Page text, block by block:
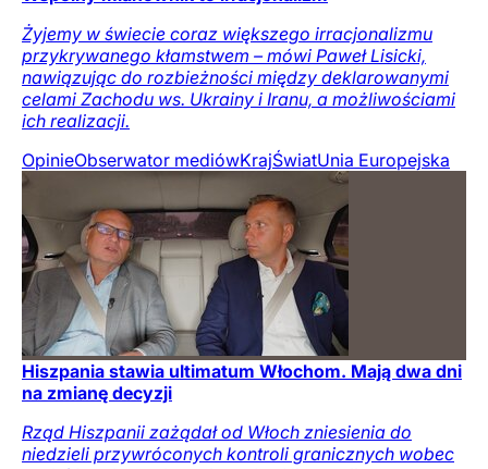
Żyjemy w świecie coraz większego irracjonalizmu
przykrywanego kłamstwem – mówi Paweł Lisicki,
nawiązując do rozbieżności między deklarowanymi
celami Zachodu ws. Ukrainy i Iranu, a możliwościami
ich realizacji.
OpinieObserwator mediówKrajŚwiatUnia Europejska
Hiszpania stawia ultimatum Włochom. Mają dwa dni
na zmianę decyzji
Rząd Hiszpanii zażądał od Włoch zniesienia do
niedzieli przywróconych kontroli granicznych wobec